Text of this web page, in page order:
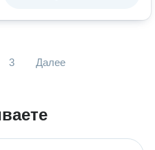
3 Далее